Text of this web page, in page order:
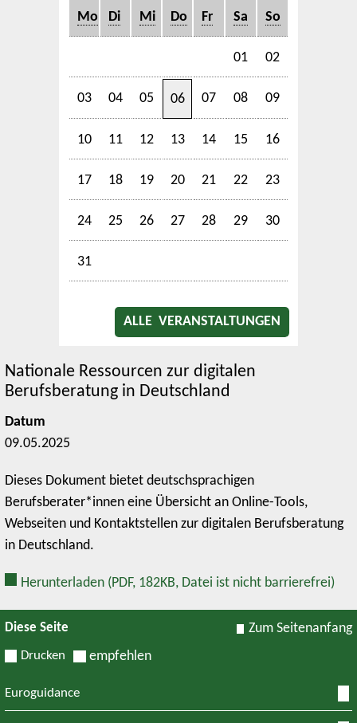
Mo Di Mi Do Fr Sa So
01 02
03 04 05 06 07 08 09
10 11 12 13 14 15 16
17 18 19 20 21 22 23
24 25 26 27 28 29 30
31
ALLE VERANSTALTUNGEN
Nationale Ressourcen zur digitalen
Berufsberatung in Deutschland
Datum
09.05.2025
Dieses Dokument bietet deutschsprachigen
Berufsberater*innen eine Übersicht an Online-Tools,
Webseiten und Kontaktstellen zur digitalen Berufsberatung
in Deutschland.
Herunterladen (PDF, 182KB, Datei ist nicht barrierefrei)
Diese Seite
Drucken empfehlen
Zum Seitenanfang
Euroguidance